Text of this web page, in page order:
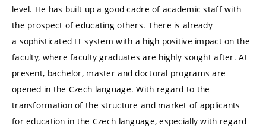
level. He has built up a good cadre of academic staff with
the prospect of educating others. There is already
a sophisticated IT system with a high positive impact on the
faculty, where faculty graduates are highly sought after. At
present, bachelor, master and doctoral programs are
opened in the Czech language. With regard to the
transformation of the structure and market of applicants
for education in the Czech language, especially with regard